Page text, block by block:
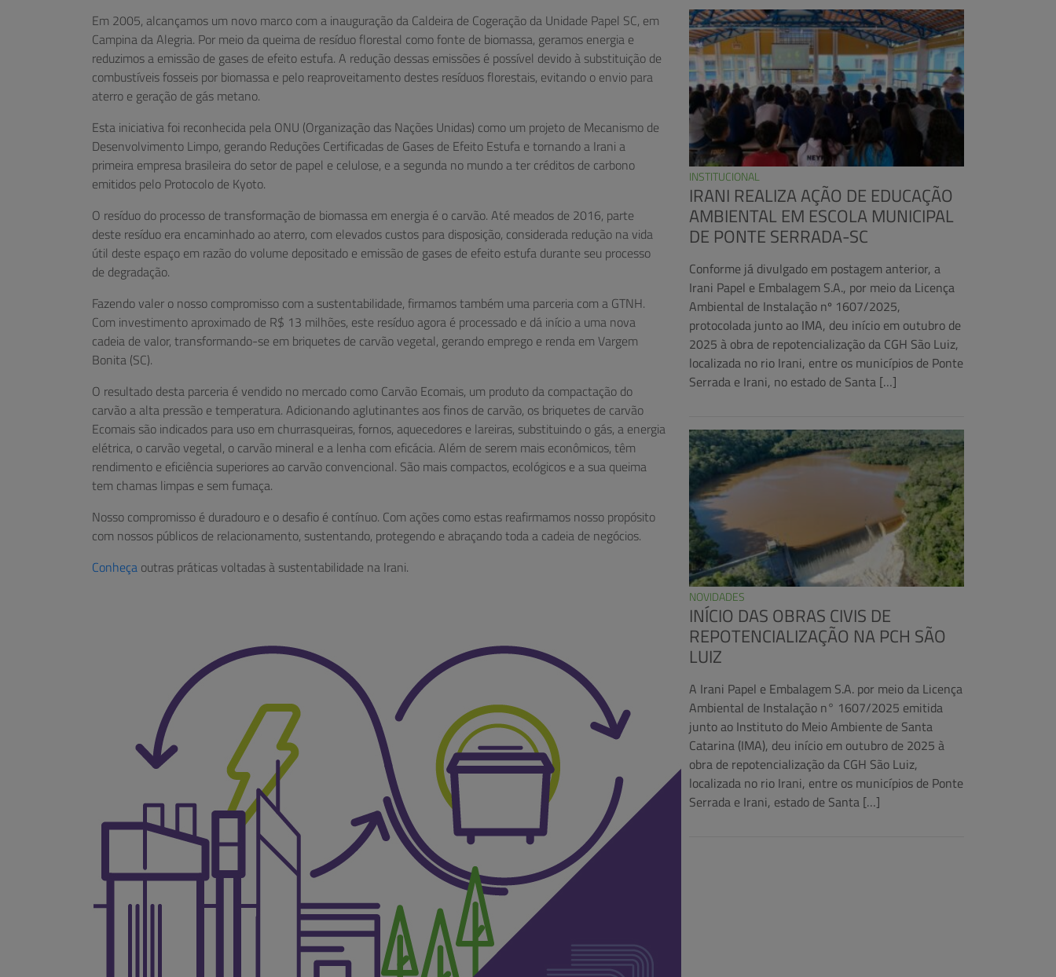
Em 2005, alcançamos um novo marco com a inauguração da Caldeira de Cogeração da Unidade Papel SC, em
Campina da Alegria. Por meio da queima de resíduo florestal como fonte de biomassa, geramos energia e
reduzimos a emissão de gases de efeito estufa. A redução dessas emissões é possível devido à substituição de
combustíveis fosseis por biomassa e pelo reaproveitamento destes resíduos florestais, evitando o envio para
aterro e geração de gás metano.
Esta iniciativa foi reconhecida pela ONU (Organização das Nações Unidas) como um projeto de Mecanismo de
Desenvolvimento Limpo, gerando Reduções Certificadas de Gases de Efeito Estufa e tornando a Irani a
primeira empresa brasileira do setor de papel e celulose, e a segunda no mundo a ter créditos de carbono
emitidos pelo Protocolo de Kyoto.
O resíduo do processo de transformação de biomassa em energia é o carvão. Até meados de 2016, parte
deste resíduo era encaminhado ao aterro, com elevados custos para disposição, considerada redução na vida
útil deste espaço em razão do volume depositado e emissão de gases de efeito estufa durante seu processo
de degradação.
Fazendo valer o nosso compromisso com a sustentabilidade, firmamos também uma parceria com a GTNH.
Com investimento aproximado de R$ 13 milhões, este resíduo agora é processado e dá início a uma nova
cadeia de valor, transformando-se em briquetes de carvão vegetal, gerando emprego e renda em Vargem
Bonita (SC).
O resultado desta parceria é vendido no mercado como Carvão Ecomais, um produto da compactação do
carvão a alta pressão e temperatura. Adicionando aglutinantes aos finos de carvão, os briquetes de carvão
Ecomais são indicados para uso em churrasqueiras, fornos, aquecedores e lareiras, substituindo o gás, a energia
elétrica, o carvão vegetal, o carvão mineral e a lenha com eficácia. Além de serem mais econômicos, têm
rendimento e eficiência superiores ao carvão convencional. São mais compactos, ecológicos e a sua queima
tem chamas limpas e sem fumaça.
Nosso compromisso é duradouro e o desafio é contínuo. Com ações como estas reafirmamos nosso propósito
com nossos públicos de relacionamento, sustentando, protegendo e abraçando toda a cadeia de negócios.
Conheça outras práticas voltadas à sustentabilidade na Irani.
INSTITUCIONAL
IRANI REALIZA AÇÃO DE EDUCAÇÃO
AMBIENTAL EM ESCOLA MUNICIPAL
DE PONTE SERRADA-SC
Conforme já divulgado em postagem anterior, a
Irani Papel e Embalagem S.A., por meio da Licença
Ambiental de Instalação nº 1607/2025,
protocolada junto ao IMA, deu início em outubro de
2025 à obra de repotencialização da CGH São Luiz,
localizada no rio Irani, entre os municípios de Ponte
Serrada e Irani, no estado de Santa […]
NOVIDADES
INÍCIO DAS OBRAS CIVIS DE
REPOTENCIALIZAÇÃO NA PCH SÃO
LUIZ
A Irani Papel e Embalagem S.A. por meio da Licença
Ambiental de Instalação n° 1607/2025 emitida
junto ao Instituto do Meio Ambiente de Santa
Catarina (IMA), deu início em outubro de 2025 à
obra de repotencialização da CGH São Luiz,
localizada no rio Irani, entre os municípios de Ponte
Serrada e Irani, estado de Santa […]